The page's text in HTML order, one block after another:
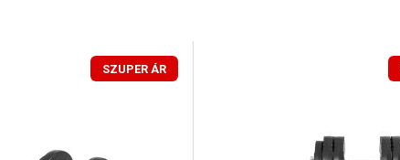
SZUPER ÁR